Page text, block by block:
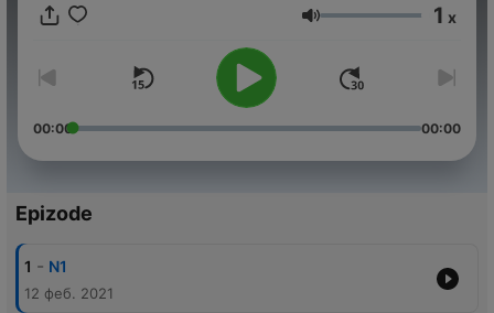
Jačina zvuka 1 x
00:00 00:00
Epizode
1 - N1
12 феб. 2021